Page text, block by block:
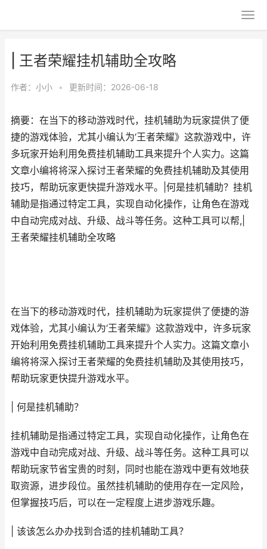
| 王者荣耀挂机辅助全攻略
作者： 小小 • 更新时间：2026-06-18
摘要：在当下的移动游戏时代，挂机辅助为玩家提供了便
捷的游戏体验，尤其小编认为‘王者荣耀》这款游戏中，许
多玩家开始利用免费挂机辅助工具来提升个人实力。这篇
文章小编将将深入探讨王者荣耀的免费挂机辅助及其使用
技巧，帮助玩家更快提升游戏水平。|何是挂机辅助？挂机
辅助是指通过特定工具，实现自动化操作，让角色在游戏
中自动完成对战、升级、战斗等任务。这种工具可以帮,|
王者荣耀挂机辅助全攻略
在当下的移动游戏时代，挂机辅助为玩家提供了便捷的游
戏体验，尤其小编认为‘王者荣耀》这款游戏中，许多玩家
开始利用免费挂机辅助工具来提升个人实力。这篇文章小
编将将深入探讨王者荣耀的免费挂机辅助及其使用技巧，
帮助玩家更快提升游戏水平。
| 何是挂机辅助？
挂机辅助是指通过特定工具，实现自动化操作，让角色在
游戏中自动完成对战、升级、战斗等任务。这种工具可以
帮助玩家节省宝贵的时刻，同时也能在游戏中更有效地获
取资源，进步段位。虽然挂机辅助的使用存在一定风险，
但掌握技巧后，可以在一定程度上进步游戏乐趣。
| 该该怎么办办找到合适的挂机辅助工具？